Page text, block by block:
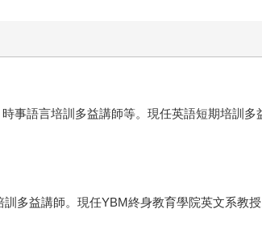
事語言培訓多益講師等。現任英語短期培訓多
多益講師。現任YBM終身教育學院英文系教